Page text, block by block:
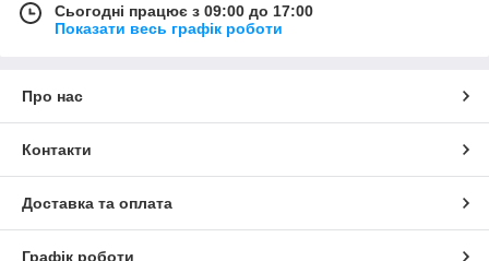
Сьогодні працює з 09:00 до 17:00
Показати весь графік роботи
Про нас
Контакти
Доставка та оплата
Графік роботи